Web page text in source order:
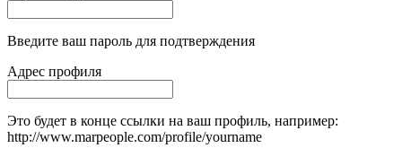
Введите ваш пароль для подтверждения
Адрес профиля
Это будет в конце ссылки на ваш профиль, например:
http://www.marpeople.com/profile/yourname